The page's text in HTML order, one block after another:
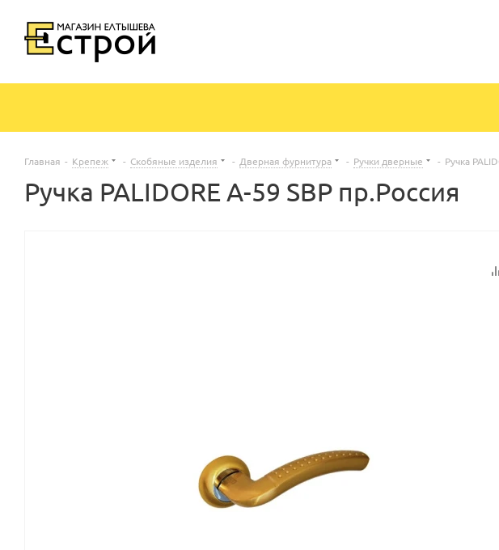
Главная - Крепеж - Скобяные изделия - Дверная фурнитура - Ручки дверные - Ручка
Ручка PALIDORE A-59 SBP пр.Россия